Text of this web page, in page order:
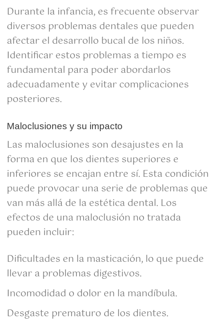
Durante la infancia, es frecuente observar
diversos problemas dentales que pueden
afectar el desarrollo bucal de los niños.
Identificar estos problemas a tiempo es
fundamental para poder abordarlos
adecuadamente y evitar complicaciones
posteriores.
Maloclusiones y su impacto
Las maloclusiones son desajustes en la
forma en que los dientes superiores e
inferiores se encajan entre sí. Esta condición
puede provocar una serie de problemas que
van más allá de la estética dental. Los
efectos de una maloclusión no tratada
pueden incluir:
Dificultades en la masticación, lo que puede
llevar a problemas digestivos.
Incomodidad o dolor en la mandíbula.
Desgaste prematuro de los dientes.